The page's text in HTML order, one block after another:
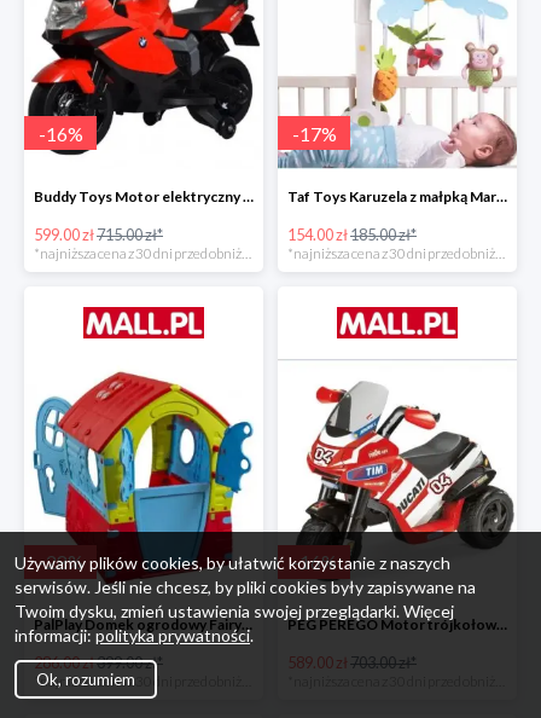
-16%
Buddy Toys Motor elektryczny BMW K1300 BEC 6011 -16%
599.00 zł715.00 zł*
-17%
Taf Toys Karuzela z małpką Marco -16%
154.00 zł185.00 zł*
-28%
PalPlay Domek ogrodowy Fairy House -28%
286.00 zł399.00 zł*
-16%
PEG PEREGO Motor trójkołowy Ducati Desmosedici -16%
589.00 zł703.00 zł*
Używamy plików cookies, by ułatwić korzystanie z naszych
serwisów. Jeśli nie chcesz, by pliki cookies były zapisywane na
Twoim dysku, zmień ustawienia swojej przeglądarki. Więcej
informacji:polityka prywatności.
Ok, rozumiem